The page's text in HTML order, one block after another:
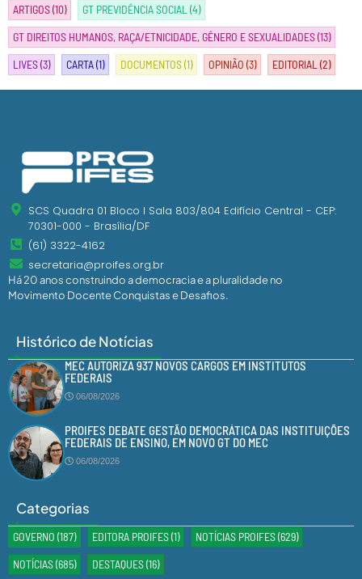
ARTIGOS(10) GT PREVIDÊNCIA SOCIAL (4)
GT DIREITOS HUMANOS, RAÇA/ETNICIDADE, GÊNERO E SEXUALIDADES(13)
LIVES(3) CARTA(1) DOCUMENTOS(1) OPINIÃO (3) EDITORIAL (2)
SCS Quadra 01 Bloco I Sala 803/804 Edifício Central - CEP:
70301-000 - Brasília/DF
(61) 3322-4162
secretaria@proifes.org.br
Há 20 anos construindo a democracia e a pluralidade no
Movimento Docente Conquistas e Desafios.
Histórico de Notícias
MEC AUTORIZA 937 NOVOS CARGOS EM INSTITUTOS
FEDERAIS
06/08/2026
PROIFES DEBATE GESTÃO DEMOCRÁTICA DAS INSTITUIÇÕES
FEDERAIS DE ENSINO, EM NOVO GT DO MEC
06/08/2026
Categorias
GOVERNO (187) EDITORA PROIFES(1) NOTÍCIAS PROIFES(629)
NOTÍCIAS(685) DESTAQUES(16)